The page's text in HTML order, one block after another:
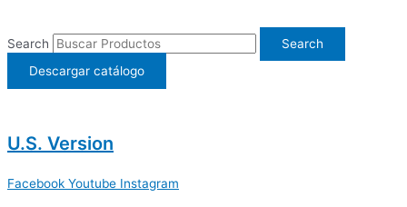
contenido
Search
Search
Descargar catálogo
U.S. Version
Facebook Youtube Instagram